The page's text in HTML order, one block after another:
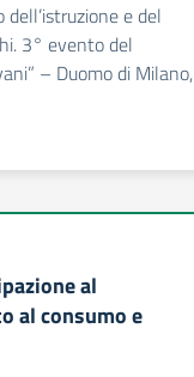
e del
3° evento del
– Duomo di Milano,
al
al consumo e